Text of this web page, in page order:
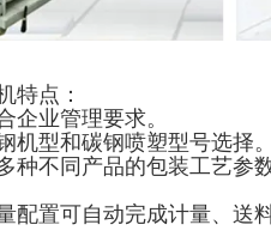
特点：
业管理要求。
型和碳钢喷塑型号选择。
不同产品的包装工艺参
置可自动完成计量、送